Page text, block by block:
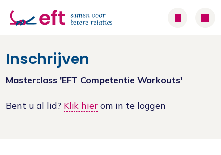
Inschrijven
Masterclass 'EFT Competentie Workouts'
Bent u al lid? Klik hier om in te loggen